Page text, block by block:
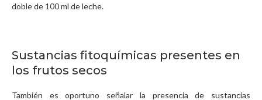
doble de 100 ml de leche.
Sustancias fitoquímicas presentes en
los frutos secos
También es oportuno señalar la presencia de sustancias